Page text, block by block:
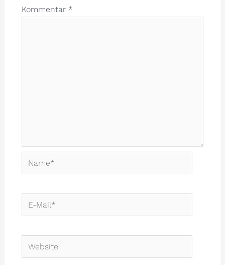
Kommentar *
Name*
E-
Mail*
Website